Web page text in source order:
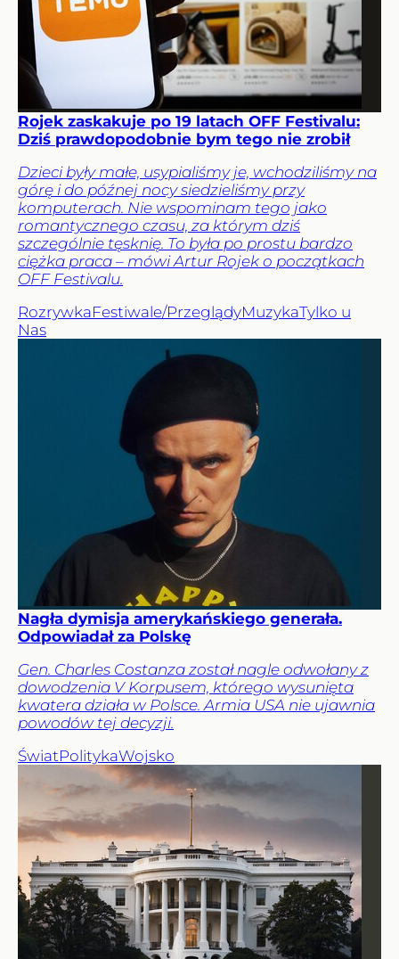
Rojek zaskakuje po 19 latach OFF Festivalu:
Dziś prawdopodobnie bym tego nie zrobił
Dzieci były małe, usypialiśmy je, wchodziliśmy na
górę i do późnej nocy siedzieliśmy przy
komputerach. Nie wspominam tego jako
romantycznego czasu, za którym dziś
szczególnie tęsknię. To była po prostu bardzo
ciężka praca – mówi Artur Rojek o początkach
OFF Festivalu.
RozrywkaFestiwale/PrzeglądyMuzykaTylko u
Nas
Nagła dymisja amerykańskiego generała.
Odpowiadał za Polskę
Gen. Charles Costanza został nagle odwołany z
dowodzenia V Korpusem, którego wysunięta
kwatera działa w Polsce. Armia USA nie ujawnia
powodów tej decyzji.
ŚwiatPolitykaWojsko